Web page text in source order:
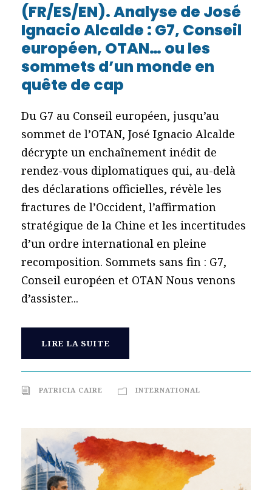
(FR/ES/EN). Analyse de José
Ignacio Alcalde : G7, Conseil
européen, OTAN… ou les
sommets d’un monde en
quête de cap
Du G7 au Conseil européen, jusqu’au
sommet de l’OTAN, José Ignacio Alcalde
décrypte un enchaînement inédit de
rendez-vous diplomatiques qui, au-delà
des déclarations officielles, révèle les
fractures de l’Occident, l’affirmation
stratégique de la Chine et les incertitudes
d’un ordre international en pleine
recomposition. Sommets sans fin : G7,
Conseil européen et OTAN Nous venons
d’assister...
LIRE LA SUITE
PATRICIA CAIRE INTERNATIONAL